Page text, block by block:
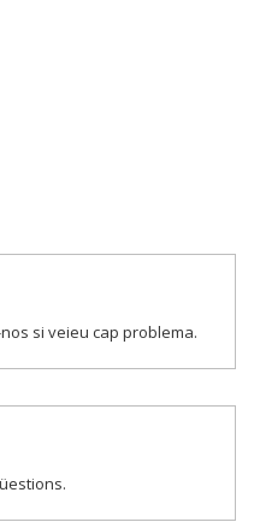
si veieu cap problema.